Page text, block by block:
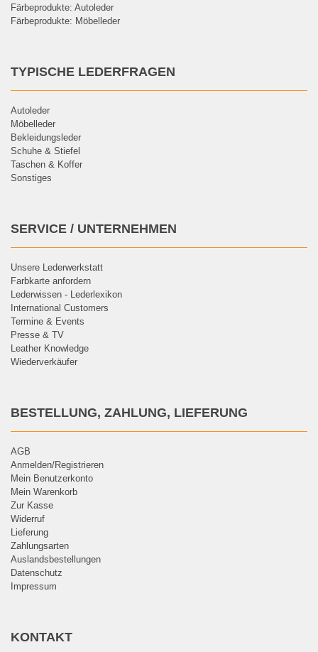
Färbeprodukte: Autoleder
Färbeprodukte: Möbelleder
TYPISCHE LEDERFRAGEN
Autoleder
Möbelleder
Bekleidungsleder
Schuhe & Stiefel
Taschen & Koffer
Sonstiges
SERVICE / UNTERNEHMEN
Unsere Lederwerkstatt
Farbkarte anfordern
Lederwissen - Lederlexikon
International Customers
Termine & Events
Presse & TV
Leather Knowledge
Wiederverkäufer
BESTELLUNG, ZAHLUNG, LIEFERUNG
AGB
Anmelden/Registrieren
Mein Benutzerkonto
Mein Warenkorb
Zur Kasse
Widerruf
Lieferung
Zahlungsarten
Auslandsbestellungen
Datenschutz
Impressum
KONTAKT